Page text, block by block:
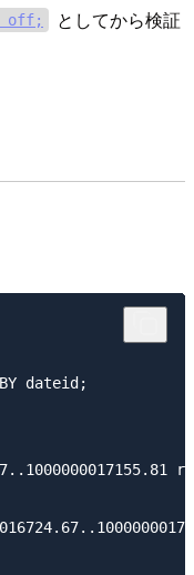
off;
としてから検証
BY dateid;